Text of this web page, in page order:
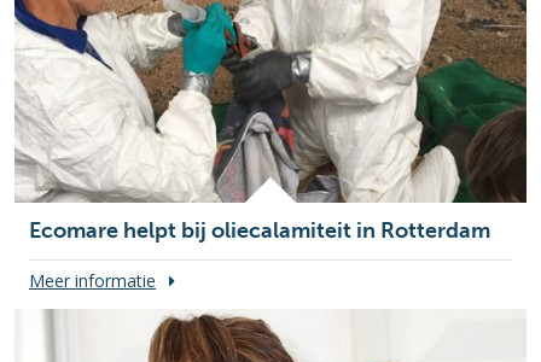
Ecomare helpt bij oliecalamiteit in Rotterdam
Meer informatie